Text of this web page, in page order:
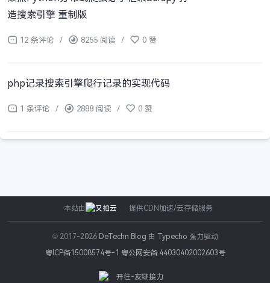
造搜索引擎 重制版
12 条评论 / 8255 阅读 / 0 赞
php记录搜索引擎爬行记录的实现代码
1 条评论 / 2888 阅读 / 0 赞
本站由 提供CDN加速/云存储服务
© 2017-2026 DeTechn Blog 由 Typecho 强力驱动
粤ICP备15008574号-1 粤公网安备 44030402002603号